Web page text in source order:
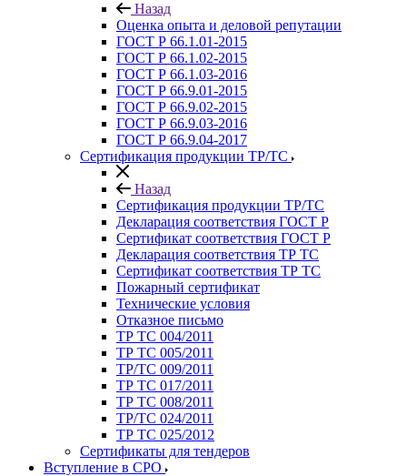
Назад
Оценка опыта и деловой репутации
ГОСТ Р 66.1.01-2015
ГОСТ Р 66.1.02-2015
ГОСТ Р 66.1.03-2016
ГОСТ Р 66.9.01-2015
ГОСТ Р 66.9.02-2015
ГОСТ Р 66.9.03-2016
ГОСТ Р 66.9.04-2017
Сертификация продукции ТР/ТС
Назад
Сертификация продукции ТР/ТС
Декларация соответствия ГОСТ Р
Сертификат соответствия ГОСТ Р
Декларация соответствия ТР ТС
Сертификат соответствия ТР ТС
Пожарный сертификат
Технические условия
Отказное письмо
ТР ТС 004/2011
ТР ТС 005/2011
ТР/ТС 009/2011
ТР ТС 017/2011
ТР ТС 008/2011
ТР/ТС 024/2011
ТР ТС 025/2012
Сертификаты для тендеров
Вступление в СРО